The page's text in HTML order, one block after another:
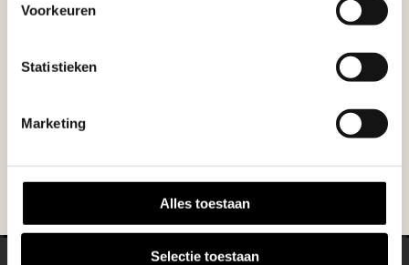
Voorkeuren
Statistieken
Marketing
Alles toestaan
Selectie toestaan
tuin en onze medewerkers adviseren je
NEEM CONTACT MET ONS OP
maanden dicht is voor al het wegverkeer, is het fijn
Met vier vestigingen en inspirerende showtuinen
tuinproject.